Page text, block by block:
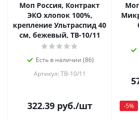
Моп Россия, Контракт
ЭКО хлопок 100%,
крепление Ультраспид 40
см, бежевый, ТВ-10/11
Есть в наличии (86)
Артикул: ТВ-10/11
322.39руб./шт -5%